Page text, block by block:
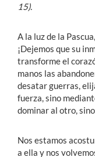
15).
A la luz de la
¡Dejemos que su
transforme el
manos las
desatar guerras,
fuerza, sino
dominar al otro,
Nos estamos
a ella y nos